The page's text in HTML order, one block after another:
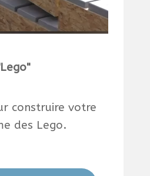
construire votre
des Lego.